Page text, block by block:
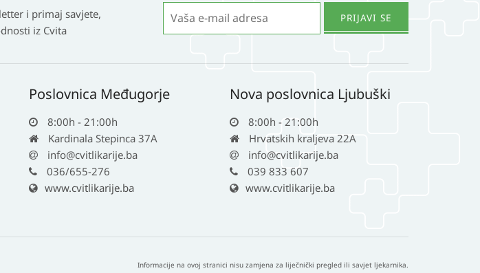
i primaj savjete,
iz Cvita
Poslovnica Međugorje
8:00h - 21:00h
Kardinala Stepinca 37A
info@cvitlikarije.ba
036/655-276
www.cvitlikarije.ba
Nova poslovnica Ljubuški
8:00h - 21:00h
Hrvatskih kraljeva 22A
info@cvitlikarije.ba
039 833 607
www.cvitlikarije.ba
Informacije na ovoj stranici nisu zamjena za liječnički pregled ili savjet ljekarnika.